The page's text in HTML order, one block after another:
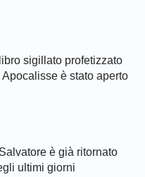
libro sigillato profetizzato
Apocalisse è stato aperto
Salvatore è già ritornato
ultimi giorni